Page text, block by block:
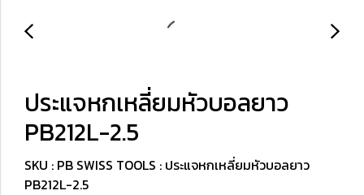
ประแจหกเหลี่ยมหัวบอลยาว
PB212L-2.5
SKU : PB SWISS TOOLS : ประแจหกเหลี่ยมหัวบอลยาว
PB212L-2.5